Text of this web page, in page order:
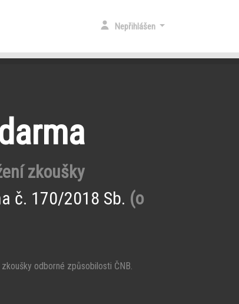
Nepřihlášen
zkoušky
č. 170/2018 Sb. (o
odborné způsobilosti ČNB.